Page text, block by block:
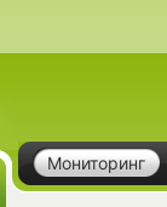
Мониторинг